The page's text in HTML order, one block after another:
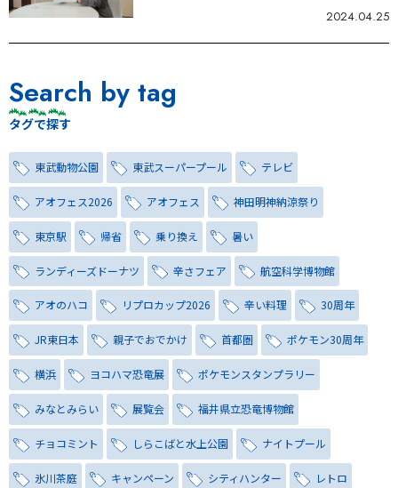
2024.04.25
Search by tag
タグで探す
東武動物公園 東武スーパープール テレビ
アオフェス2026 アオフェス 神田明神納涼祭り
東京駅 帰省 乗り換え 暑い
ランディーズドーナツ 辛さフェア 航空科学博物館
アオのハコ リプロカップ2026 辛い料理 30周年
JR東日本 親子でおでかけ 首都圏 ポケモン30周年
横浜 ヨコハマ恐竜展 ポケモンスタンプラリー
みなとみらい 展覧会 福井県立恐竜博物館
チョコミント しらこばと水上公園 ナイトプール
氷川茶庭 キャンペーン シティハンター レトロ